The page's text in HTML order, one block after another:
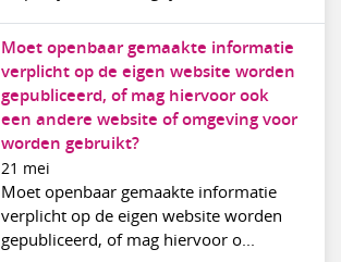
Moet openbaar gemaakte informatie
verplicht op de eigen website worden
gepubliceerd, of mag hiervoor ook
een andere website of omgeving voor
worden gebruikt?
21 mei
Moet openbaar gemaakte informatie
verplicht op de eigen website worden
gepubliceerd, of mag hiervoor o...